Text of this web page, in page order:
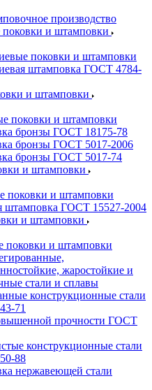
производство
и штамповки
поковки и штамповки
штамповка ГОСТ 4784-
и штамповки
поковки и штамповки
бронзы ГОСТ 18175-78
бронзы ГОСТ 5017-2006
бронзы ГОСТ 5017-74
и штамповки
поковки и штамповки
штамповка ГОСТ 15527-2004
и штамповки
поковки и штамповки
жаростойкие и
стали и сплавы
конструкционные стали
71
прочности ГОСТ
конструкционные стали
88
нержавеющей стали